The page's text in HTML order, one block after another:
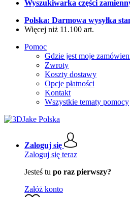
Wyszukiwarka części
Polska: Darmowa wysyłka
Więcej niż 11.100 art.
Pomoc
Gdzie jest moje
Zwroty
Koszty dostawy
Opcje płatności
Kontakt
Wszystkie tematy pomocy
Zaloguj się
Zaloguj się teraz
Jesteś tu po raz pierwszy?
Załóż konto